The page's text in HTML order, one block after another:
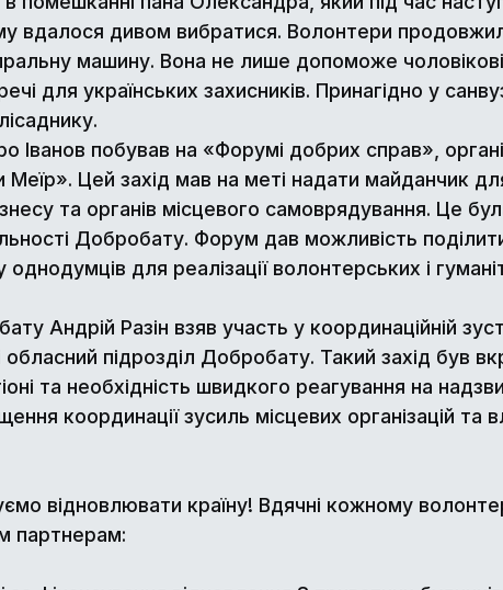
вдалося дивом вибратися. Волонтери
машину. Вона не лише допоможе
для українських захисників. Принагідно у
побував на «Форумі добрих справ»,
Меїр». Цей захід мав на меті надати майданчик
та органів місцевого самоврядування. Це
Добробату. Форум дав можливість
для реалізації волонтерських і
Андрій Разін взяв участь у координаційній
підрозділ Добробату. Такий захід був
та необхідність швидкого реагування на
координації зусиль місцевих організацій
відновлювати країну! Вдячні кожному
партнерам: